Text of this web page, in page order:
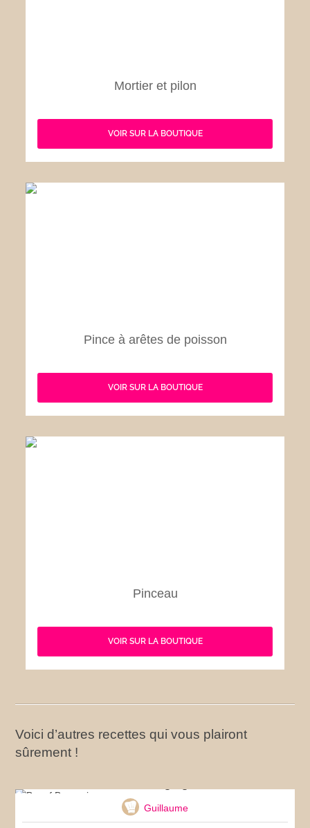
Mortier et pilon
VOIR SUR LA BOUTIQUE
Pince à arêtes de poisson
VOIR SUR LA BOUTIQUE
Pinceau
VOIR SUR LA BOUTIQUE
Voici d’autres recettes qui vous plairont
sûrement !
Guillaume